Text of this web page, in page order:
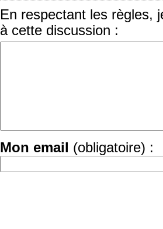
En respectant les règles,
à cette discussion :
Mon email (obligatoire) :